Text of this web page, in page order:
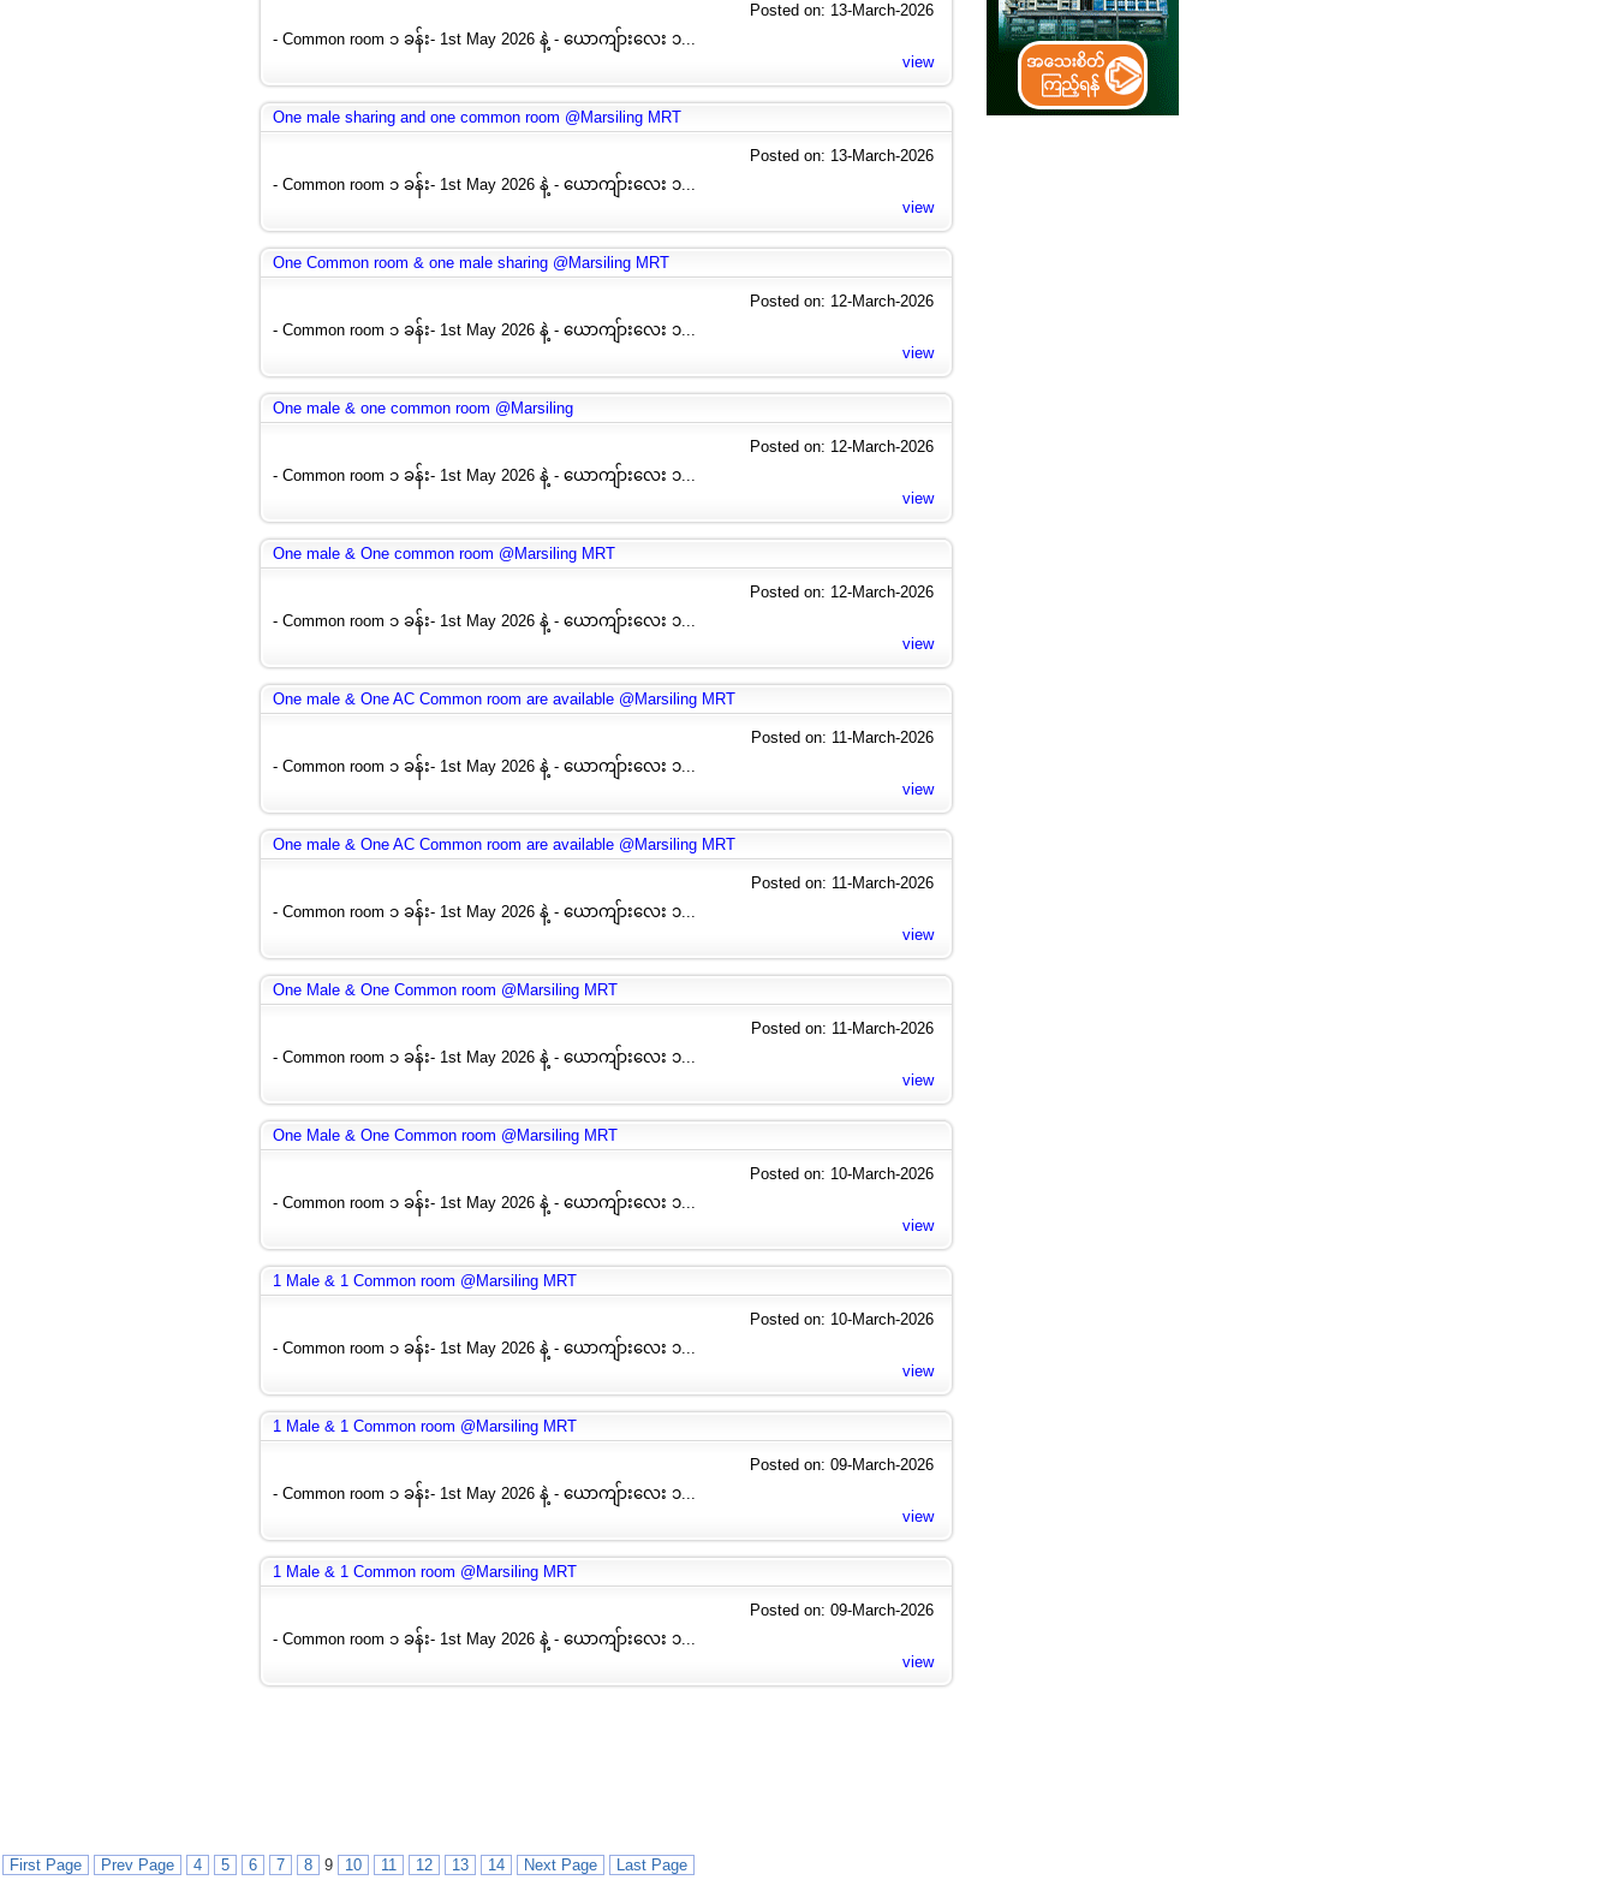
Posted on: 13-March-2026
- Common room ၁ ခန်း- 1st May 2026 နဲ့ - ယောကျ်ားလေး ၁...
view
One male sharing and one common room @Marsiling MRT
Posted on: 13-March-2026
- Common room ၁ ခန်း- 1st May 2026 နဲ့ - ယောကျ်ားလေး ၁...
view
One Common room & one male sharing @Marsiling MRT
Posted on: 12-March-2026
- Common room ၁ ခန်း- 1st May 2026 နဲ့ - ယောကျ်ားလေး ၁...
view
One male & one common room @Marsiling
Posted on: 12-March-2026
- Common room ၁ ခန်း- 1st May 2026 နဲ့ - ယောကျ်ားလေး ၁...
view
One male & One common room @Marsiling MRT
Posted on: 12-March-2026
- Common room ၁ ခန်း- 1st May 2026 နဲ့ - ယောကျ်ားလေး ၁...
view
One male & One AC Common room are available @Marsiling MRT
Posted on: 11-March-2026
- Common room ၁ ခန်း- 1st May 2026 နဲ့ - ယောကျ်ားလေး ၁...
view
One male & One AC Common room are available @Marsiling MRT
Posted on: 11-March-2026
- Common room ၁ ခန်း- 1st May 2026 နဲ့ - ယောကျ်ားလေး ၁...
view
One Male & One Common room @Marsiling MRT
Posted on: 11-March-2026
- Common room ၁ ခန်း- 1st May 2026 နဲ့ - ယောကျ်ားလေး ၁...
view
One Male & One Common room @Marsiling MRT
Posted on: 10-March-2026
- Common room ၁ ခန်း- 1st May 2026 နဲ့ - ယောကျ်ားလေး ၁...
view
1 Male & 1 Common room @Marsiling MRT
Posted on: 10-March-2026
- Common room ၁ ခန်း- 1st May 2026 နဲ့ - ယောကျ်ားလေး ၁...
view
1 Male & 1 Common room @Marsiling MRT
Posted on: 09-March-2026
- Common room ၁ ခန်း- 1st May 2026 နဲ့ - ယောကျ်ားလေး ၁...
view
1 Male & 1 Common room @Marsiling MRT
Posted on: 09-March-2026
- Common room ၁ ခန်း- 1st May 2026 နဲ့ - ယောကျ်ားလေး ၁...
view
First Page Prev Page 4 5 6 7 8 9 10 11 12 13 14 Next Page Last Page